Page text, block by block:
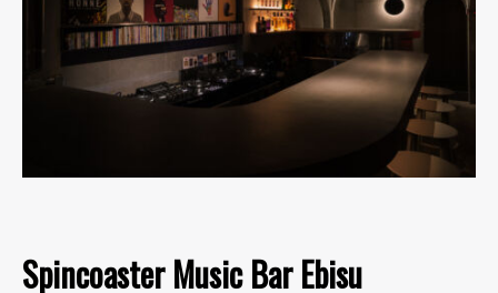
Spincoaster Music Bar Ebisu